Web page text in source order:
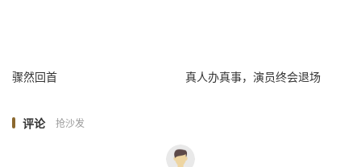
骤然回首 真人办真事，演员终会退场
评论 抢沙发